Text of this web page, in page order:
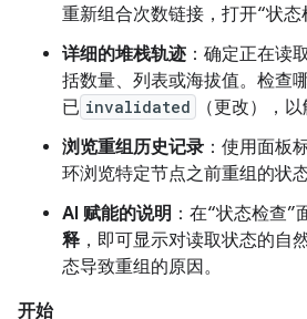
重新组合次数链接，打开“状态
详细的堆栈轨迹 ：确定正在读
括数量、列表或海拔值。检查
已 invalidated
（更改），以
浏览重组历史记录 ：使用面板
环浏览特定节点之前重组的状态
AI 赋能的说明 ：在“状态检查”
释 ，即可显示对读取状态的自
态导致重组的原因。
开始